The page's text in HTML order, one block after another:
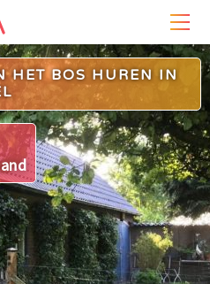
HET BOS HUREN IN